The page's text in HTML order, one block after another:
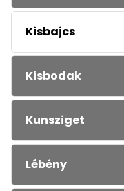
Kisbajcs
Kisbodak
Kunsziget
Lébény